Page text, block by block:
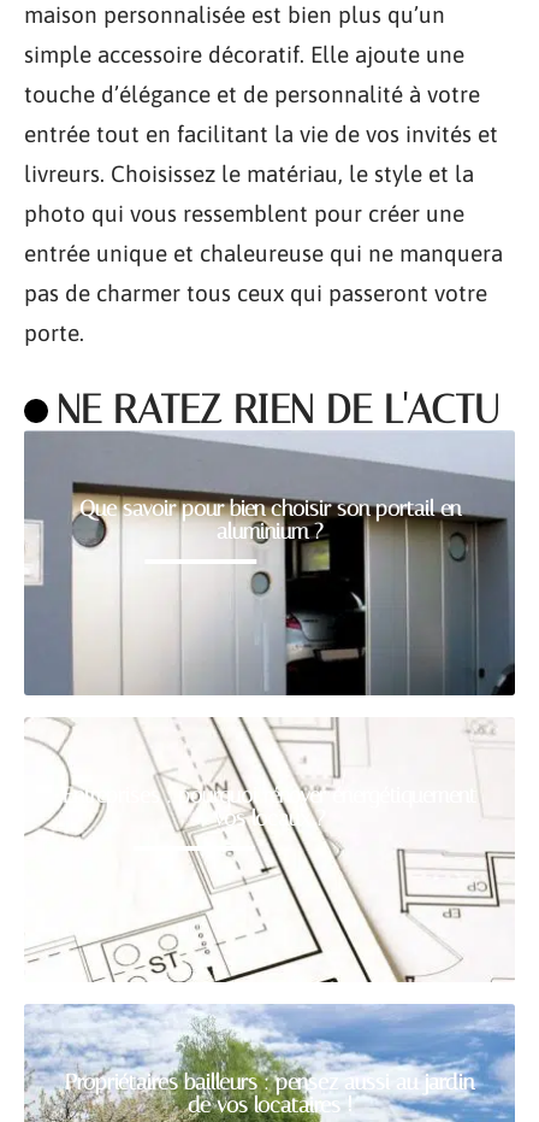
maison personnalisée est bien plus qu’un
simple accessoire décoratif. Elle ajoute une
touche d’élégance et de personnalité à votre
entrée tout en facilitant la vie de vos invités et
livreurs. Choisissez le matériau, le style et la
photo qui vous ressemblent pour créer une
entrée unique et chaleureuse qui ne manquera
pas de charmer tous ceux qui passeront votre
porte.
NE RATEZ RIEN DE L'ACTU
Que savoir pour bien choisir son portail en
aluminium ?
Entreprises : pourquoi rénover énergétiquement
vos locaux ?
Propriétaires bailleurs : pensez aussi au jardin
de vos locataires !